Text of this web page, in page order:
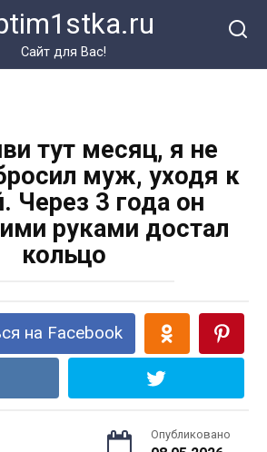
Сайт для Вас!
тут месяц, я не
муж, уходя к
Через 3 года он
руками достал
кольцо
на Facebook
Опубликовано